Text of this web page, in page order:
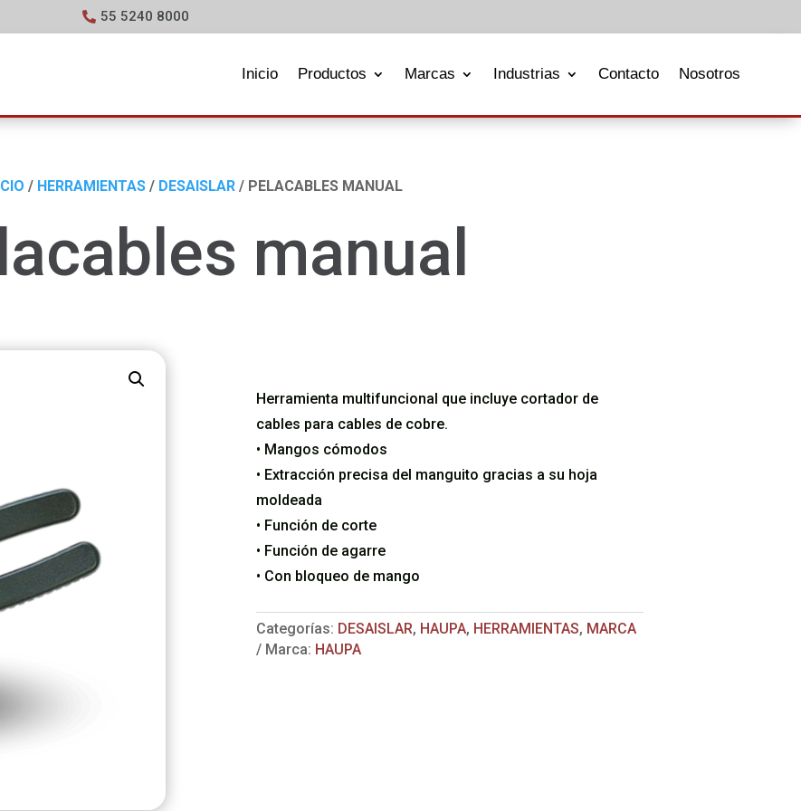
55 5240 8000
Inicio Productos Marcas Industrias Contacto Nosotros
/ HERRAMIENTAS / DESAISLAR / PELACABLES MANUAL
manual
Herramienta multifuncional que incluye cortador de
cables para cables de cobre.
• Mangos cómodos
• Extracción precisa del manguito gracias a su hoja
moldeada
• Función de corte
• Función de agarre
• Con bloqueo de mango
Categorías: DESAISLAR, HAUPA, HERRAMIENTAS, MARCA
Marca: HAUPA